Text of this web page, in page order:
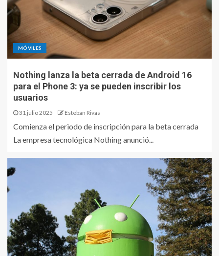
MÓVILES
Nothing lanza la beta cerrada de Android 16
para el Phone 3: ya se pueden inscribir los
usuarios
31 julio 2025 Esteban Rivas
Comienza el periodo de inscripción para la beta cerrada
La empresa tecnológica Nothing anunció...